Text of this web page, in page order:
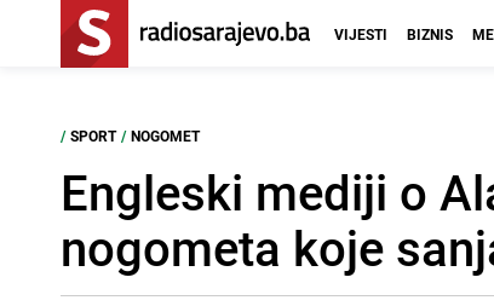
VIJESTI BIZNIS
/ SPORT / NOGOMET
Engleski mediji o
nogometa koje